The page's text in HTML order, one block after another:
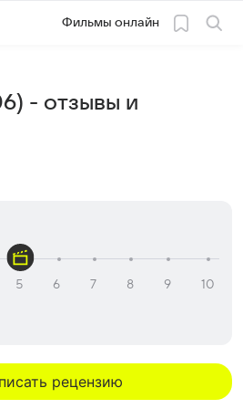
Фильмы онлайн
- отзывы и
рецензию